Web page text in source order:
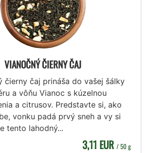
VIANOČNÝ ČIERNY ČAJ
čierny čaj prináša do vašej šálky
a vôňu Vianoc s kúzelnou
a citrusov. Predstavte si, ako
vonku padá prvý sneh a vy si
tento lahodný...
3,11 EUR / 50 g